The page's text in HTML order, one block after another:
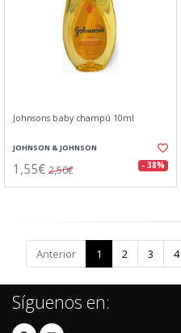
Johnsons baby champú 10ml
JOHNSON & JOHNSON
1,55€ 2,50€ - 38%
Anterior 1 2 3 4
Síguenos en: